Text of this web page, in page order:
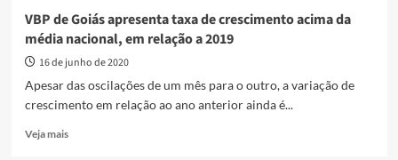
em
junho
e
em
1º
VBP de Goiás apresenta taxa de crescimento acima da
média nacional, em relação a 2019
16 de junho de 2020
Apesar das oscilações de um mês para o outro, a variação de
crescimento em relação ao ano anterior ainda é...
Veja maisRead